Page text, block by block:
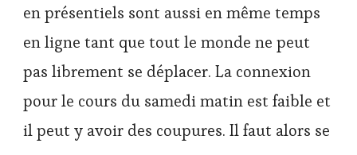
en présentiels sont aussi en même temps
en ligne tant que tout le monde ne peut
pas librement se déplacer. La connexion
pour le cours du samedi matin est faible et
il peut y avoir des coupures. Il faut alors se